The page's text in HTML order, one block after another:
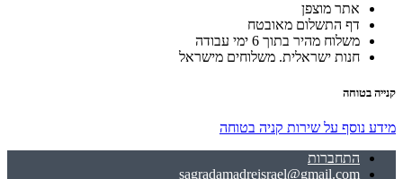
אתר מוצפן
דף התשלום מאובטח
משלוח מהיר בתוך 6 ימי עבודה
חנות ישראלית. משלוחים מישראל
קנייה בטוחה
מידע נוסף על שירות קניה בטוחה
התחברות
sagradamadreisrael@gmail.com